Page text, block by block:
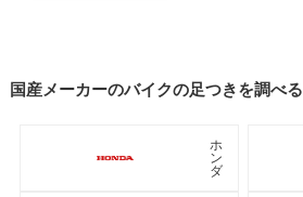
国産メーカーのバイクの足つきを調べる
ホ
ン
ダ